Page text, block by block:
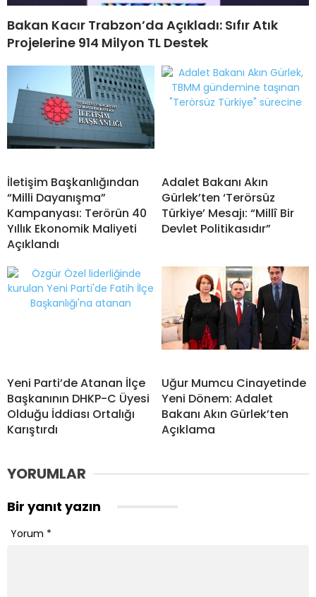
Bakan Kacır Trabzon’da Açıkladı: Sıfır Atık
Projelerine 914 Milyon TL Destek
İletişim Başkanlığından
“Milli Dayanışma”
Kampanyası: Terörün 40
Yıllık Ekonomik Maliyeti
Açıklandı
Adalet Bakanı Akın
Gürlek’ten ‘Terörsüz
Türkiye’ Mesajı: “Millî Bir
Devlet Politikasıdır”
Yeni Parti’de Atanan İlçe
Başkanının DHKP-C Üyesi
Olduğu İddiası Ortalığı
Karıştırdı
Uğur Mumcu Cinayetinde
Yeni Dönem: Adalet
Bakanı Akın Gürlek’ten
Açıklama
YORUMLAR
Bir yanıt yazın
Yorum *